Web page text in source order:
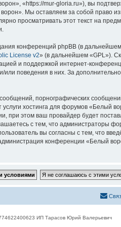
«https://mur-gloria.ru»), вы
Мы оставляем за собой право
просматривать этот текст на
конференций phpBB (в
License v2» (в дальнейшем «GPL»).
и поддержкой интернет-
поведения в них. За
порнографических
хостинга для форумов «Белый
этом ваш провайдер будет
с тем, что администраторы
вы согласны с тем, что
конференции «Белый
ИП Тарасов Юрий Валерьевич